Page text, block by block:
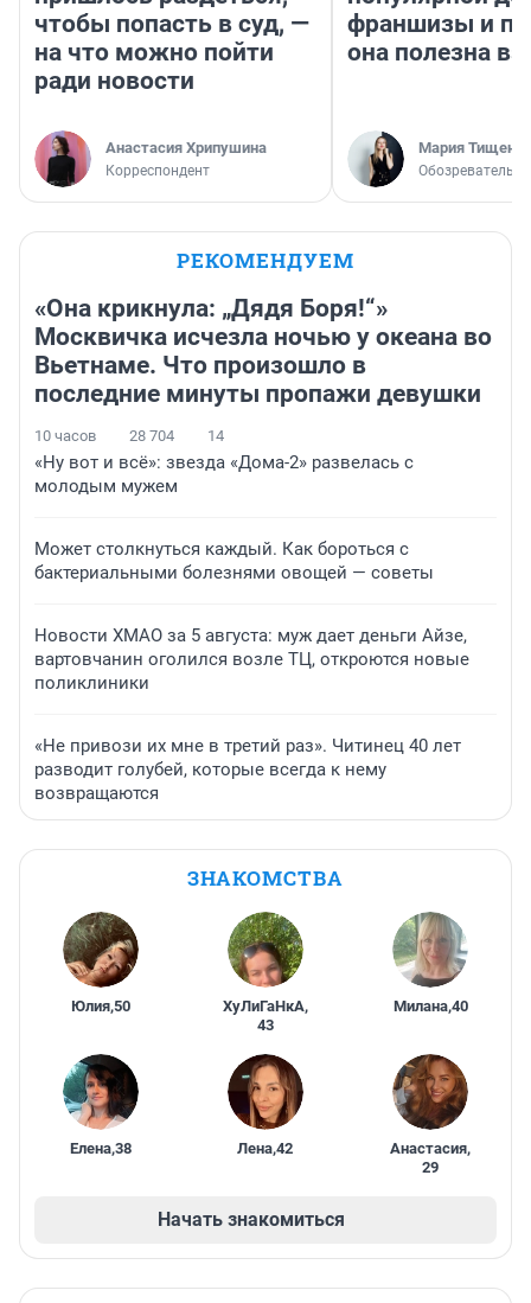
чтобы попасть в суд, —
на что можно пойти
ради новости
Анастасия Хрипушина
Корреспондент
франшизы и
она полезна
Мария Тищенко
Обозреватель
РЕКОМЕНДУЕМ
«Она крикнула: „Дядя Боря!“»
Москвичка исчезла ночью у океана во
Вьетнаме. Что произошло в
последние минуты пропажи девушки
10 часов 28 704 14
«Ну вот и всё»: звезда «Дома-2» развелась с
молодым мужем
Может столкнуться каждый. Как бороться с
бактериальными болезнями овощей — советы
Новости ХМАО за 5 августа: муж дает деньги Айзе,
вартовчанин оголился возле ТЦ, откроются новые
поликлиники
«Не привози их мне в третий раз». Читинец 40 лет
разводит голубей, которые всегда к нему
возвращаются
ЗНАКОМСТВА
Юлия,50 ХуЛиГаНкА,
43
Милана,40
Елена,38 Лена,42 Анастасия,
29
Начать знакомиться